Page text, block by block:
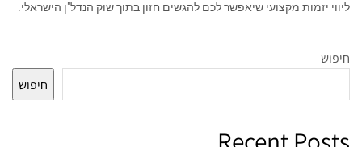
ליווי יזמות מקצועי שיאפשר לכם להגשים חזון בתוך שוק הנדל"ן הישראלי.
חיפוש
חיפוש